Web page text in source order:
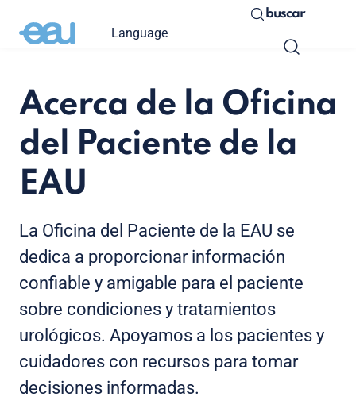
Language
buscar
Acerca de la Oficina
del Paciente de la
EAU
La Oficina del Paciente de la EAU se
dedica a proporcionar información
confiable y amigable para el paciente
sobre condiciones y tratamientos
urológicos. Apoyamos a los pacientes y
cuidadores con recursos para tomar
decisiones informadas.